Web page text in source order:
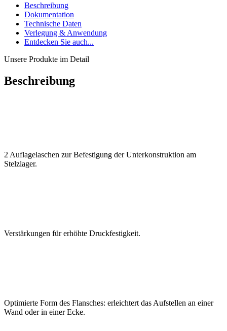
Beschreibung
Dokumentation
Technische Daten
Verlegung & Anwendung
Entdecken Sie auch...
Unsere Produkte im Detail
Beschreibung
2 Auflagelaschen zur Befestigung der Unterkonstruktion am
Stelzlager.
Verstärkungen für erhöhte Druckfestigkeit.
Optimierte Form des Flansches: erleichtert das Aufstellen an einer
Wand oder in einer Ecke.